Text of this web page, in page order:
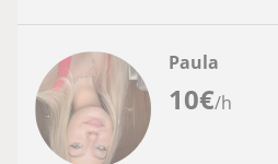
10€/h
Paula